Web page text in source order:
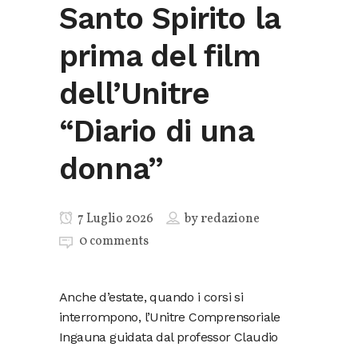
Santo Spirito la
prima del film
dell’Unitre
“Diario di una
donna”
7 Luglio 2026 byredazione
0 comments
Anche d’estate, quando i corsi si
interrompono, l’Unitre Comprensoriale
Ingauna guidata dal professor Claudio